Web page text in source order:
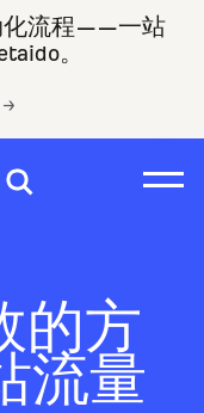
化流程——一站
。
→
的方
流量